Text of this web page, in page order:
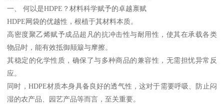
一、 何以是HDPE？材料科学赋予的卓越禀赋
HDPE网袋的优越性，根植于其材料本质。
高密度聚乙烯赋予成品超凡的抗冲击性与耐用性，使其在承载各类
物品时，能有效抵御颠簸与摩擦。
其稳定的化学性质，确保了与多种商品的兼容性，无需担忧异常反
应。
同时，HDPE材质本身具备良好的透气性，这对于需要呼吸、防止闷
湿的农产品、园艺产品等而言，至关重要。